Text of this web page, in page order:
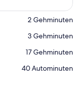
‪2 Gehminuten‬
‪3 Gehminuten‬
‪17 Gehminuten‬
‪40 Autominuten‬